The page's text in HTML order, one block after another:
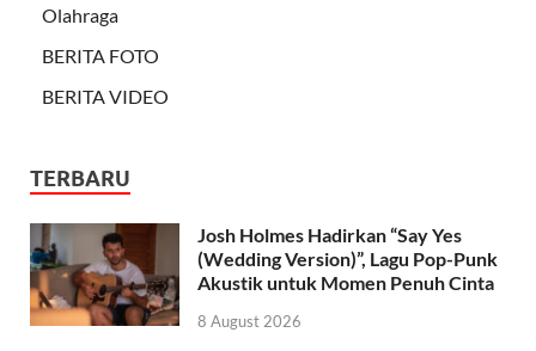
Olahraga
BERITA FOTO
BERITA VIDEO
TERBARU
Josh Holmes Hadirkan “Say Yes
(Wedding Version)”, Lagu Pop-Punk
Akustik untuk Momen Penuh Cinta
8 August 2026